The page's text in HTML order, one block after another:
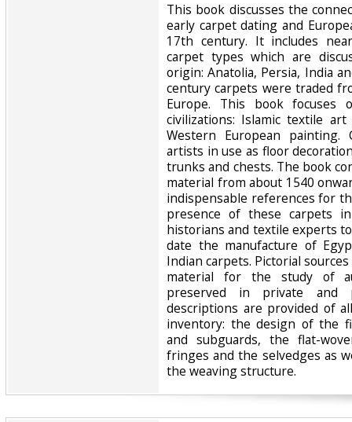
‎This book discusses the
early carpet dating and
17th century. It includes
carpet types which are
origin: Anatolia, Persia, India
century carpets were traded
Europe. This book
civilizations: Islamic textile
Western European
artists in use as floor
trunks and chests. The book
material from about 1540
indispensable references for
presence of these carpets
historians and textile experts
date the manufacture of
Indian carpets. Pictorial
material for the study of
preserved in private and
descriptions are provided of
inventory: the design of the
and subguards, the flat-
fringes and the selvedges as
the weaving structure.‎